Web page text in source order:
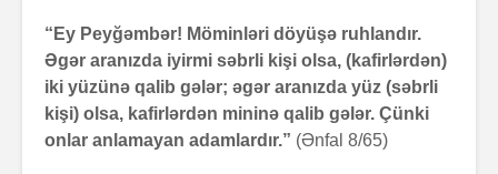
“Ey Peyğəmbər! Möminləri döyüşə ruhlandır.
Əgər aranızda iyirmi səbrli kişi olsa, (kafirlərdən)
iki yüzünə qalib gələr; əgər aranızda yüz (səbrli
kişi) olsa, kafirlərdən mininə qalib gələr. Çünki
onlar anlamayan adamlardır.” (Ənfal 8/65)